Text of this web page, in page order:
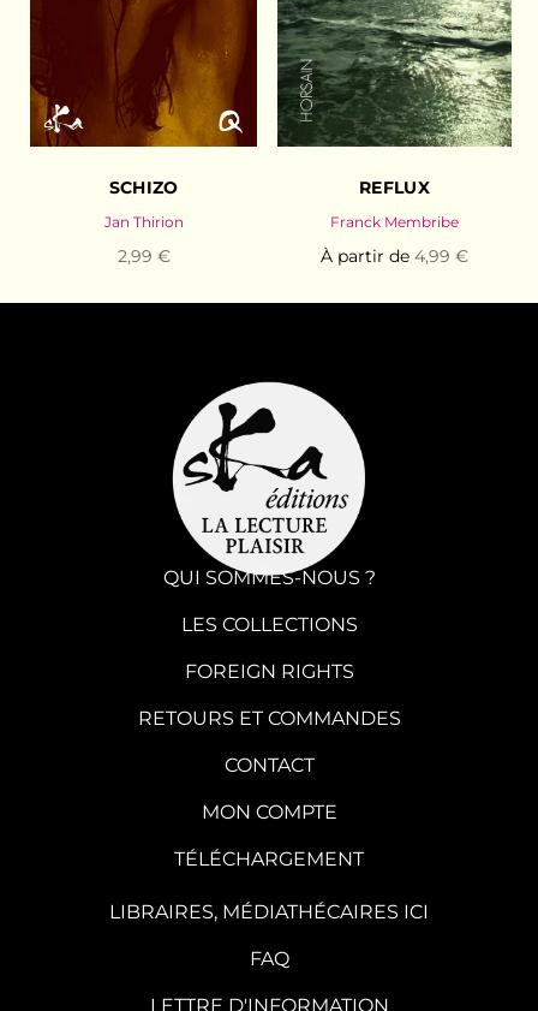
SCHIZO
Jan Thirion
2,99 €
REFLUX
Franck Membribe
À partir de 4,99 €
QUI SOMMES-NOUS ?
LES COLLECTIONS
FOREIGN RIGHTS
RETOURS ET COMMANDES
CONTACT
MON COMPTE
TÉLÉCHARGEMENT
LIBRAIRES, MÉDIATHÉCAIRES ICI
FAQ
LETTRE D'INFORMATION